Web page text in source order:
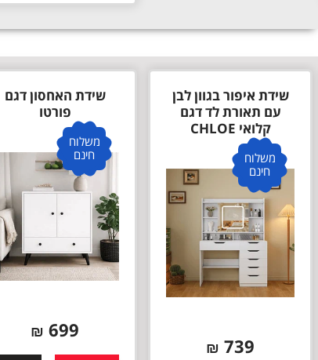
שידת איפור בגוון לבן
עם תאורת לד דגם
קלואי CHLOE
משלוח
חינם
739
₪
שידת האחסון דגם
פורטו
משלוח
חינם
699
₪